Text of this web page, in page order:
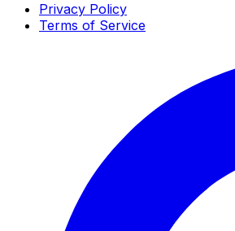
Privacy Policy
Terms of Service